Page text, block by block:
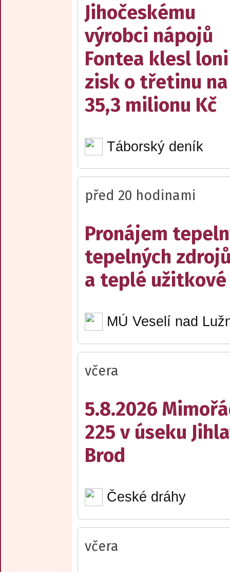
Jihočeskému
výrobci nápojů
Fontea klesl loni
zisk o třetinu na
35,3 milionu Kč
Táborský deník
před 20 hodinami
Pronájem
tepelných
a teplé užitkové
MÚ Veselí nad
včera
5.8.2026
225 v úseku
Brod
České dráhy
včera